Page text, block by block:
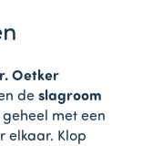
Oetker
de slagroom
met een
elkaar. Klop